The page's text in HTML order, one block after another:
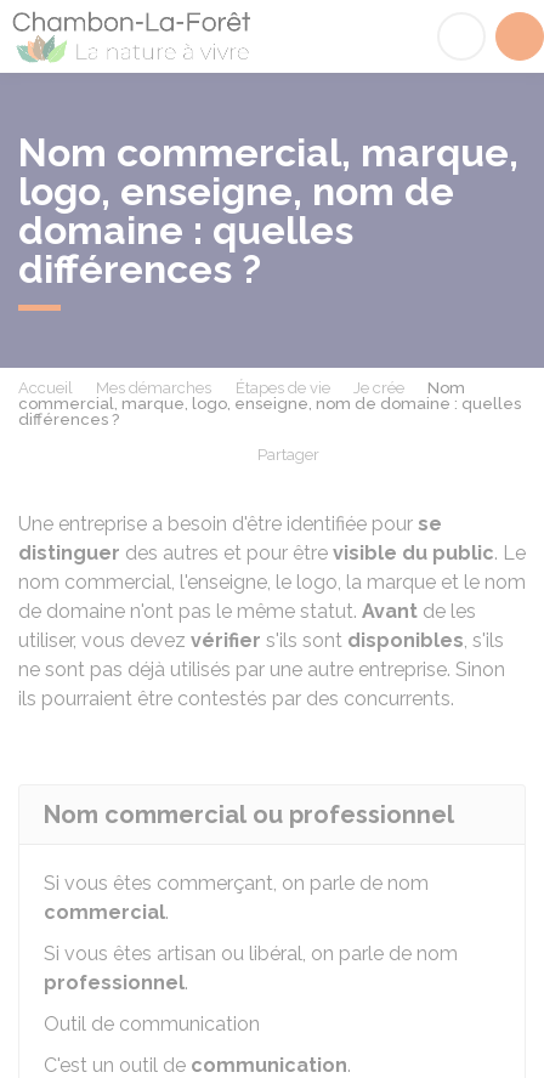
Nom commercial, marque,
logo, enseigne, nom de
domaine : quelles
différences ?
Accueil Mes démarches Étapes de vie Je crée
Nom
commercial, marque, logo, enseigne, nom de domaine : quelles
différences ?
Partager
Une entreprise a besoin d'être identifiée pour se
distinguer des autres et pour être visible du public. Le
nom commercial, l'enseigne, le logo, la marque et le nom
de domaine n'ont pas le même statut. Avant de les
utiliser, vous devez vérifier s'ils sont disponibles, s'ils
ne sont pas déjà utilisés par une autre entreprise. Sinon
ils pourraient être contestés par des concurrents.
Nom commercial ou professionnel
Si vous êtes commerçant, on parle de nom
commercial.
Si vous êtes artisan ou libéral, on parle de nom
professionnel.
Outil de communication
C'est un outil de communication.